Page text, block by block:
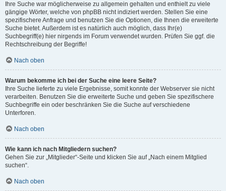
Ihre Suche war möglicherweise zu allgemein gehalten und enthielt zu viele
gängige Wörter, welche von phpBB nicht indiziert werden. Stellen Sie eine
spezifischere Anfrage und benutzen Sie die Optionen, die Ihnen die erweiterte
Suche bietet. Außerdem ist es natürlich auch möglich, dass Ihr(e)
Suchbegriff(e) hier nirgends im Forum verwendet wurden. Prüfen Sie ggf. die
Rechtschreibung der Begriffe!
Nach oben
Warum bekomme ich bei der Suche eine leere Seite?
Ihre Suche lieferte zu viele Ergebnisse, somit konnte der Webserver sie nicht
verarbeiten. Benutzen Sie die erweiterte Suche und geben Sie spezifischere
Suchbegriffe ein oder beschränken Sie die Suche auf verschiedene
Unterforen.
Nach oben
Wie kann ich nach Mitgliedern suchen?
Gehen Sie zur „Mitglieder“-Seite und klicken Sie auf „Nach einem Mitglied
suchen“.
Nach oben